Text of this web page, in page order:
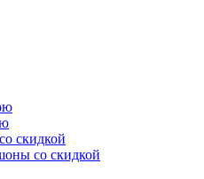
скидкой
со скидкой